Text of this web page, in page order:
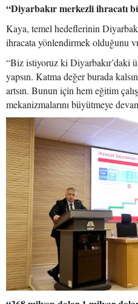
“Diyarbakır merkezli ihracatı
Kaya, temel hedeflerinin
ihracata yönlendirmek olduğunu
“Biz istiyoruz ki Diyarbakır’daki
yapsın. Katma değer burada
artsın. Bunun için hem eğitim
mekanizmalarını büyütmeye